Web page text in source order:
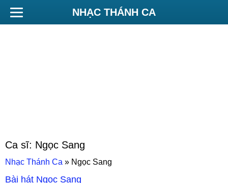
NHẠC THÁNH CA
Ca sĩ: Ngọc Sang
Nhạc Thánh Ca » Ngọc Sang
Bài hát Ngọc Sang